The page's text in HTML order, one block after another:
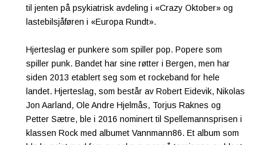
til jenten på psykiatrisk avdeling i «Crazy Oktober» og
lastebilsjåføren i «Europa Rundt».
Hjerteslag er punkere som spiller pop. Popere som
spiller punk. Bandet har sine røtter i Bergen, men har
siden 2013 etablert seg som et rockeband for hele
landet. Hjerteslag, som består av Robert Eidevik, Nikolas
Jon Aarland, Ole Andre Hjelmås, Torjus Raknes og
Petter Sætre, ble i 2016 nominert til Spellemannsprisen i
klassen Rock med albumet Vannmann86. Et album som